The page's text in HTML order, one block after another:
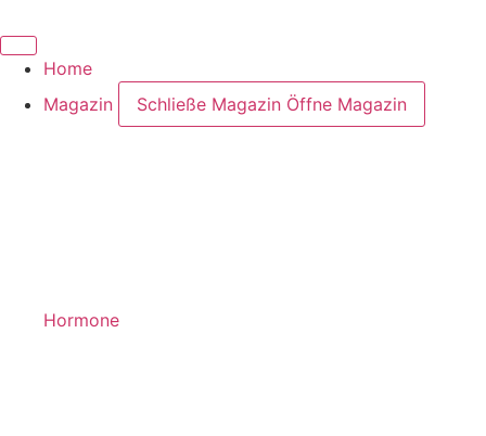
Inhalt
wechseln
Home
Magazin
Schließe Magazin Öffne Magazin
Hormone